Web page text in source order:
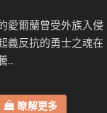
愛爾蘭曾受外族入侵
義反抗的勇士之魂在
..
瞭解更多